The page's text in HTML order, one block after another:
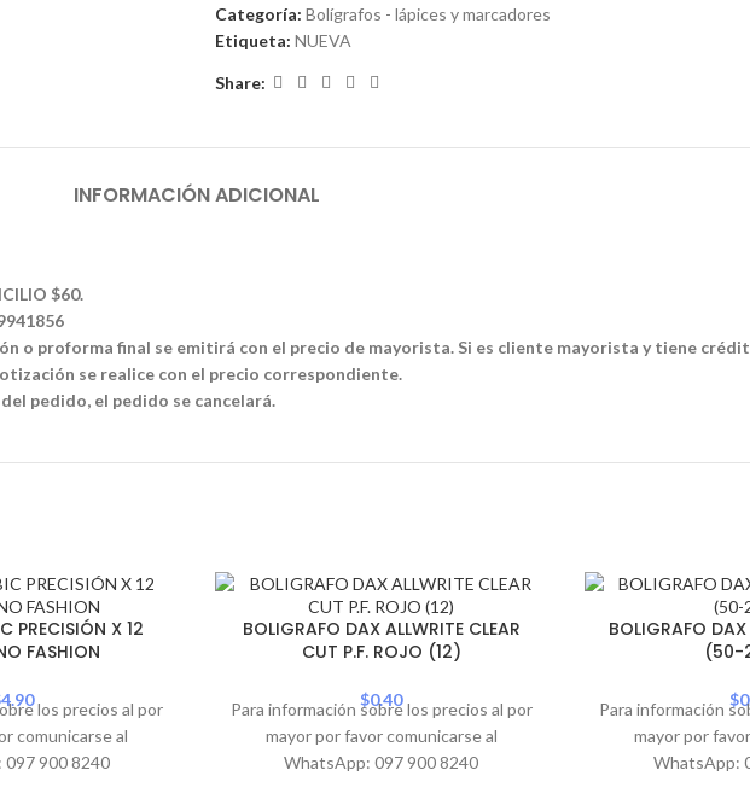
Categoría: Bolígrafos - lápices y marcadores
Etiqueta: NUEVA
Share:
INFORMACIÓN ADICIONAL
$60.
o proforma final se emitirá con el precio de mayorista. Si es cliente mayorista y tiene
se realice con el precio correspondiente.
pedido, el pedido se cancelará.
PRECISIÓN X 12
FASHION
4.90 los precios al por
comunicarse al
900 8240
BOLIGRAFO DAX ALLWRITE CLEAR
CUT P.F. ROJO (12)
$0.40
Para información sobre los precios al por
mayor por favor comunicarse al
WhatsApp: 097 900 8240
BOLIGRAFO DAX
(50-
$
Para información
mayor por
WhatsApp: